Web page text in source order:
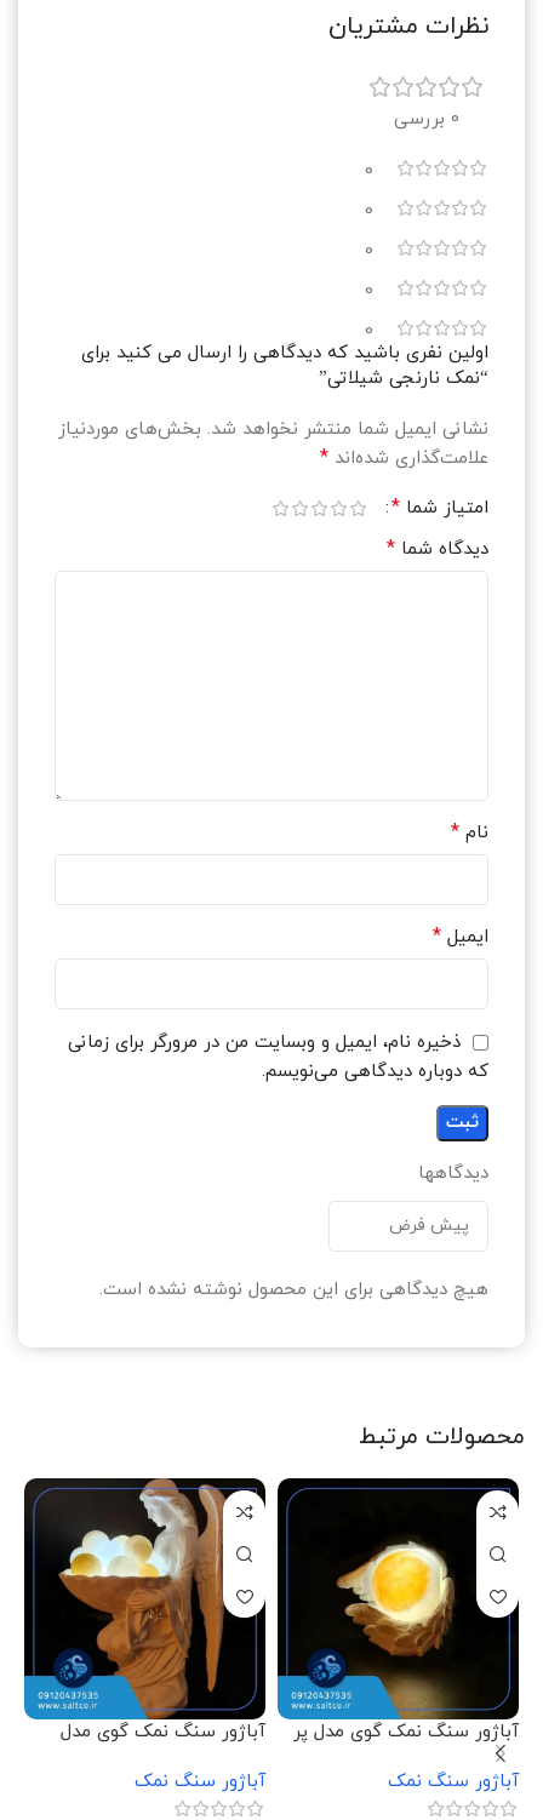
نظرات مشتریان
0 بررسی
0
0
0
0
0
دیدگاهها
هیچ دیدگاهی برای این محصول نوشته نشده است.
اولین نفری باشید که دیدگاهی را ارسال می کنید برای
“نمک نارنجی شیلاتی”
نشانی ایمیل شما منتشر نخواهد شد. بخش‌های موردنیاز
علامت‌گذاری شده‌اند *
امتیاز شما *
دیدگاه شما *
نام *
ایمیل *
ذخیره نام، ایمیل و وبسایت من در مرورگر برای زمانی
که دوباره دیدگاهی می‌نویسم.
محصولات مرتبط
آباژور سنگ نمک گوی مدل پر
آباژور سنگ نمک
آباژور سنگ نمک گوی مدل
آباژور سنگ نمک